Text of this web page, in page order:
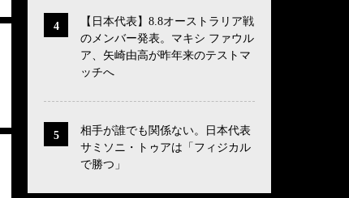
【日本代表】8.8オーストラリア戦
のメンバー発表。マキシ ファウル
ア、矢崎由高が昨年来のテストマ
ッチへ
相手が誰でも関係ない。日本代表
サミソニ・トゥアは「フィジカル
で勝つ」